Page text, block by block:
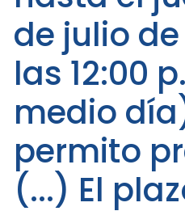
de julio
las 12:00
medio
permito
(...) El